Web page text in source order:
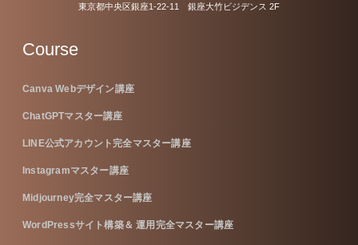
東京都中央区銀座1-22-11 銀座大竹ビジデンス 2F
Course
Canva Webデザイン講座
ChatGPTマスター講座
LINE公式アカウント完全マスター講座
Instagramマスター講座
Midjourney完全マスター講座
WordPressサイト構築＆ 運用完全マスター講座